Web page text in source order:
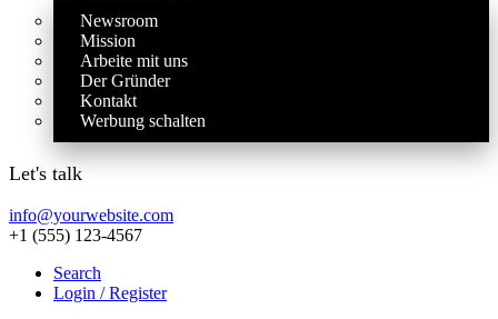
Newsroom
Mission
Arbeite mit uns
Der Gründer
Kontakt
Werbung schalten
Let's talk
info@yourwebsite.com
+1 (555) 123-4567
Search
Login / Register